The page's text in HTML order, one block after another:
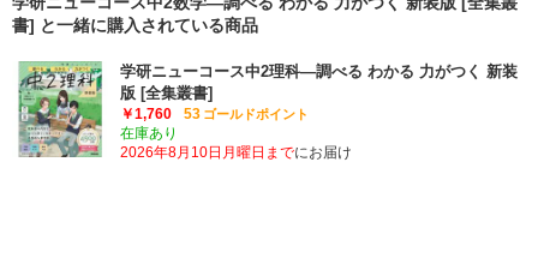
書] と一緒に購入されている商品
学研ニューコース中2理科―調べる わかる 力がつく 新装
版 [全集叢書]
￥1,760 53 ゴールドポイント
在庫あり
2026年8月10日月曜日までにお届け